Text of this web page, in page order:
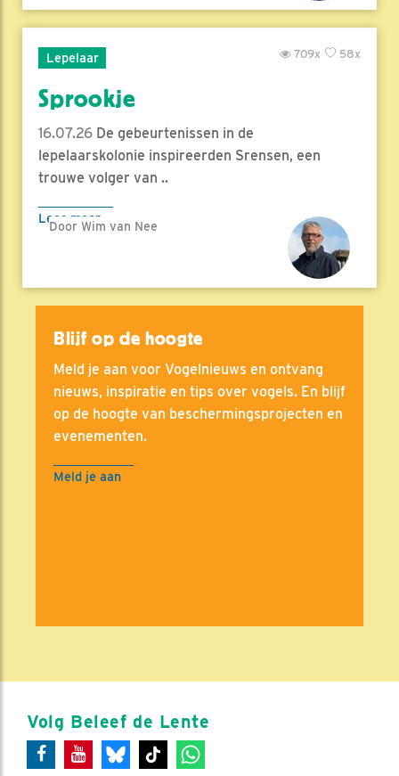
Lepelaar 58x
709x
Sprookje
16.07.26 De gebeurtenissen in de
lepelaarskolonie inspireerden Srensen, een
trouwe volger van ..
Lees meer
Door Wim van Nee
Blijf op de hoogte
Meld je aan voor Vogelnieuws en ontvang
nieuws, inspiratie en tips over vogels. En blijf
op de hoogte van beschermingsprojecten en
evenementen.
Meld je aan
Volg Beleef de Lente